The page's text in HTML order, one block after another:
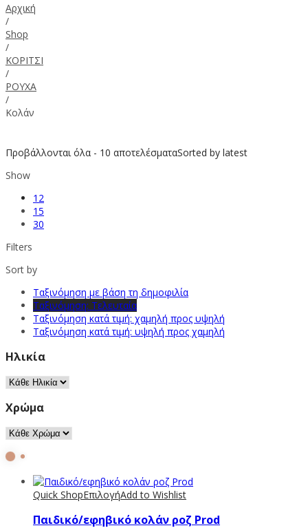
Αρχική
/
Shop
/
ΚΟΡΙΤΣΙ
/
ΡΟΥΧΑ
/
Κολάν
Προβάλλονται όλα - 10 αποτελέσματαSorted by latest
Show
12
15
30
Filters
Sort by
Ταξινόμηση με βάση τη δημοφιλία
Ταξινόμηση: Τελευταία
Ταξινόμηση κατά τιμή: χαμηλή προς υψηλή
Ταξινόμηση κατά τιμή: υψηλή προς χαμηλή
Ηλικία
Χρώμα
Quick ShopΕπιλογήAdd to Wishlist
Παιδικό/εφηβικό κολάν ροζ Prod